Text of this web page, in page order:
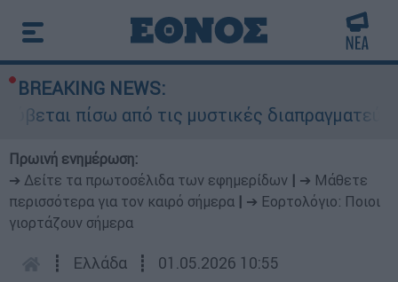
BREAKING NEWS:
πίσω από τις μυστικές διαπραγματεύσεις
Πρωινή ενημέρωση:
➔ Δείτε τα πρωτοσέλιδα των εφημερίδων
➔ Μάθετε
περισσότερα για τον καιρό σήμερα
➔ Εορτολόγιο: Ποιοι
γιορτάζουν σήμερα
┋ Ελλάδα ┋ 01.05.2026 10:55